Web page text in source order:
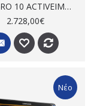
HDS PRO 10 ACTIVEIMAGINGHD 3-IN-1 (ROW)
2.728,00€
Νέο